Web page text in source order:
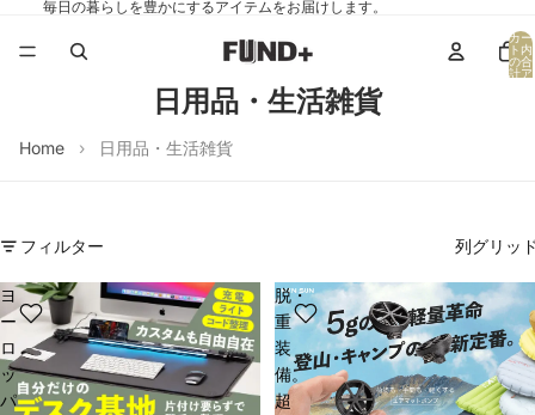
毎日の暮らしを豊かにするアイテムをお届けします。
カー
ト内
の合
計ア
日用品・生活雑貨
Home 日用品・生活雑貨
フィルター 列グリッ
ヨ
ー
ロ
ッ
パ
脱・
重
装
備。
超